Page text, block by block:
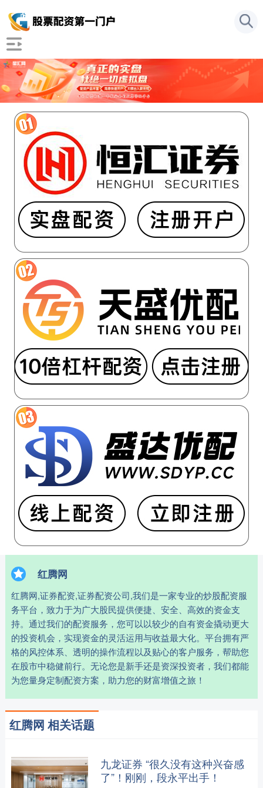
红腾网
红腾网,证券配资,证券配资公司,我们是一家专业的炒股配资服
务平台，致力于为广大股民提供便捷、安全、高效的资金支
持。通过我们的配资服务，您可以以较少的自有资金撬动更大
的投资机会，实现资金的灵活运用与收益最大化。平台拥有严
格的风控体系、透明的操作流程以及贴心的客户服务，帮助您
在股市中稳健前行。无论您是新手还是资深投资者，我们都能
为您量身定制配资方案，助力您的财富增值之旅！
红腾网 相关话题
九龙证券 “很久没有这种兴奋感
了”！刚刚，段永平出手！